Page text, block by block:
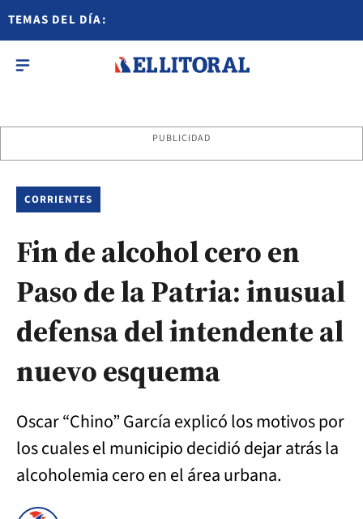
TEMAS DEL DÍA:
PUBLICIDAD
CORRIENTES
Fin de alcohol cero en
Paso de la Patria: inusual
defensa del intendente al
nuevo esquema
Oscar “Chino” García explicó los motivos por
los cuales el municipio decidió dejar atrás la
alcoholemia cero en el área urbana.